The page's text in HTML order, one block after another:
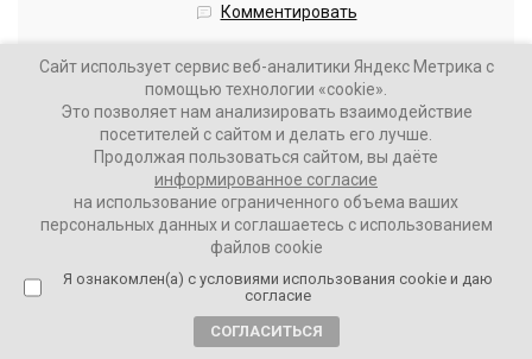
Комментировать
Кремль вернулся на YouTube.
Замедление все?
2 года назад
Сайт использует сервис веб-аналитики Яндекс Метрика с
помощью технологии «cookie».
Это позволяет нам анализировать взаимодействие
посетителей с сайтом и делать его лучше.
Продолжая пользоваться сайтом, вы даёте
информированное согласие
на использование ограниченного объема ваших
персональных данных и соглашаетесь с использованием
файлов cookie
Я ознакомлен(а) с условиями использования cookie и даю
согласие
СОГЛАСИТЬСЯ